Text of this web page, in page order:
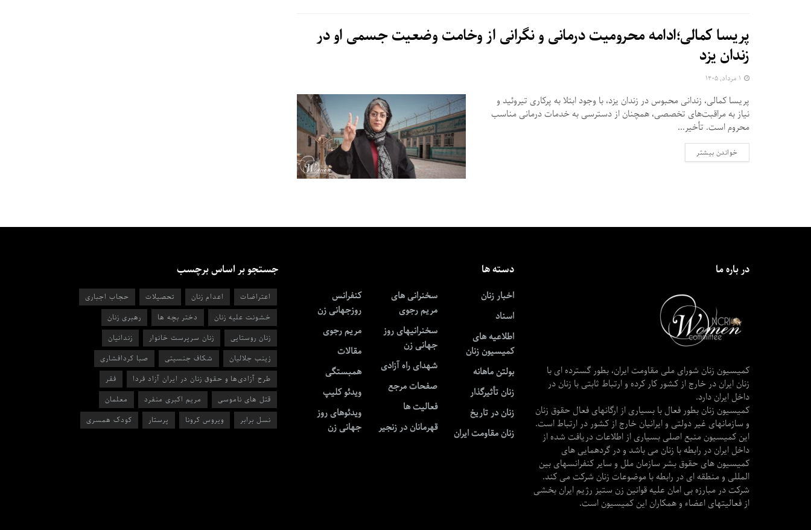
پریسا کمالی؛ادامه محرومیت درمانی و نگرانی از وخامت وضعیت جسمی او در
زندان یزد
پریسا کمالی، زندانی محبوس در زندان یزد، با وجود ابتلا به پرکاری تیروئید و
نیاز به مراقبت‌های تخصصی، همچنان از دسترسی به خدمات درمانی مناسب
محروم است. تأخیر...
خواندن بیشتر
در باره ما
کمیسیون زنان شورای ملی مقاومت ایران، بطور گسترده ای با
زنان ایران در خارج از کشور کار کرده و ارتباط ثابتی با زنان در
داخل ایران دارد.
کمیسیون زنان بطور فعال با بسیاری از ارگانهای فعال حقوق زنان
و سازمانهای غیر دولتی و ایرانیان خارج از کشور در ارتباط است.
این کمیسیون منبع اصلی بسیاری از اطلاعات دریافت شده از
داخل ایران در رابطه با زنان می باشد و در گردهمایی های
کمیسیون های حقوق بشر سازمان ملل و سایر کنفرانسهای بین
المللی و منطقه ای در رابطه با موضوعات زنان شرکت می کند.
شرکت در مبارزه بی امان علیه قوانین زن ستیز رژیم ایران بخشی
از فعالیتهای اعضاء و همکاران این کمیسیون است.
دسته ها
اخبار زنان
اسناد
اطلاعیه های
کمیسیون زنان
بولتن ماهانه
زنان تأثیرگذار
زنان در تاریخ
زنان مقاومت ایران
سخنرانی های
مریم رجوی
سخنرانیهای روز
جهانی زن
شهدای راه آزادی
صفحات مرجع
فعالیت ها
قهرمانان در زنجیر
کنفرانس
روزجهانی زن
مریم رجوی
مقالات
همبستگی
ویدئو کلیپ
ویدئوهای روز
جهانی زن
جستجو بر اساس برچسب
اعتراضات اعدام زنان تحصیلات
حجاب اجباری
خشونت علیه زنان
دختر بچه ها
رهبری زنان
زنان روستایی
زنان سرپرست خانوار
زندانیان
زینب جلالیان
شکاف جنسیتی
صبا کردافشاری
طرح آزادی‌ها و حقوق زنان در ایران آزاد فردا
فقر
قتل های ناموسی
مریم اکبری منفرد
معلمان
نسل برابر
ویروس کرونا پرستار کودک همسری